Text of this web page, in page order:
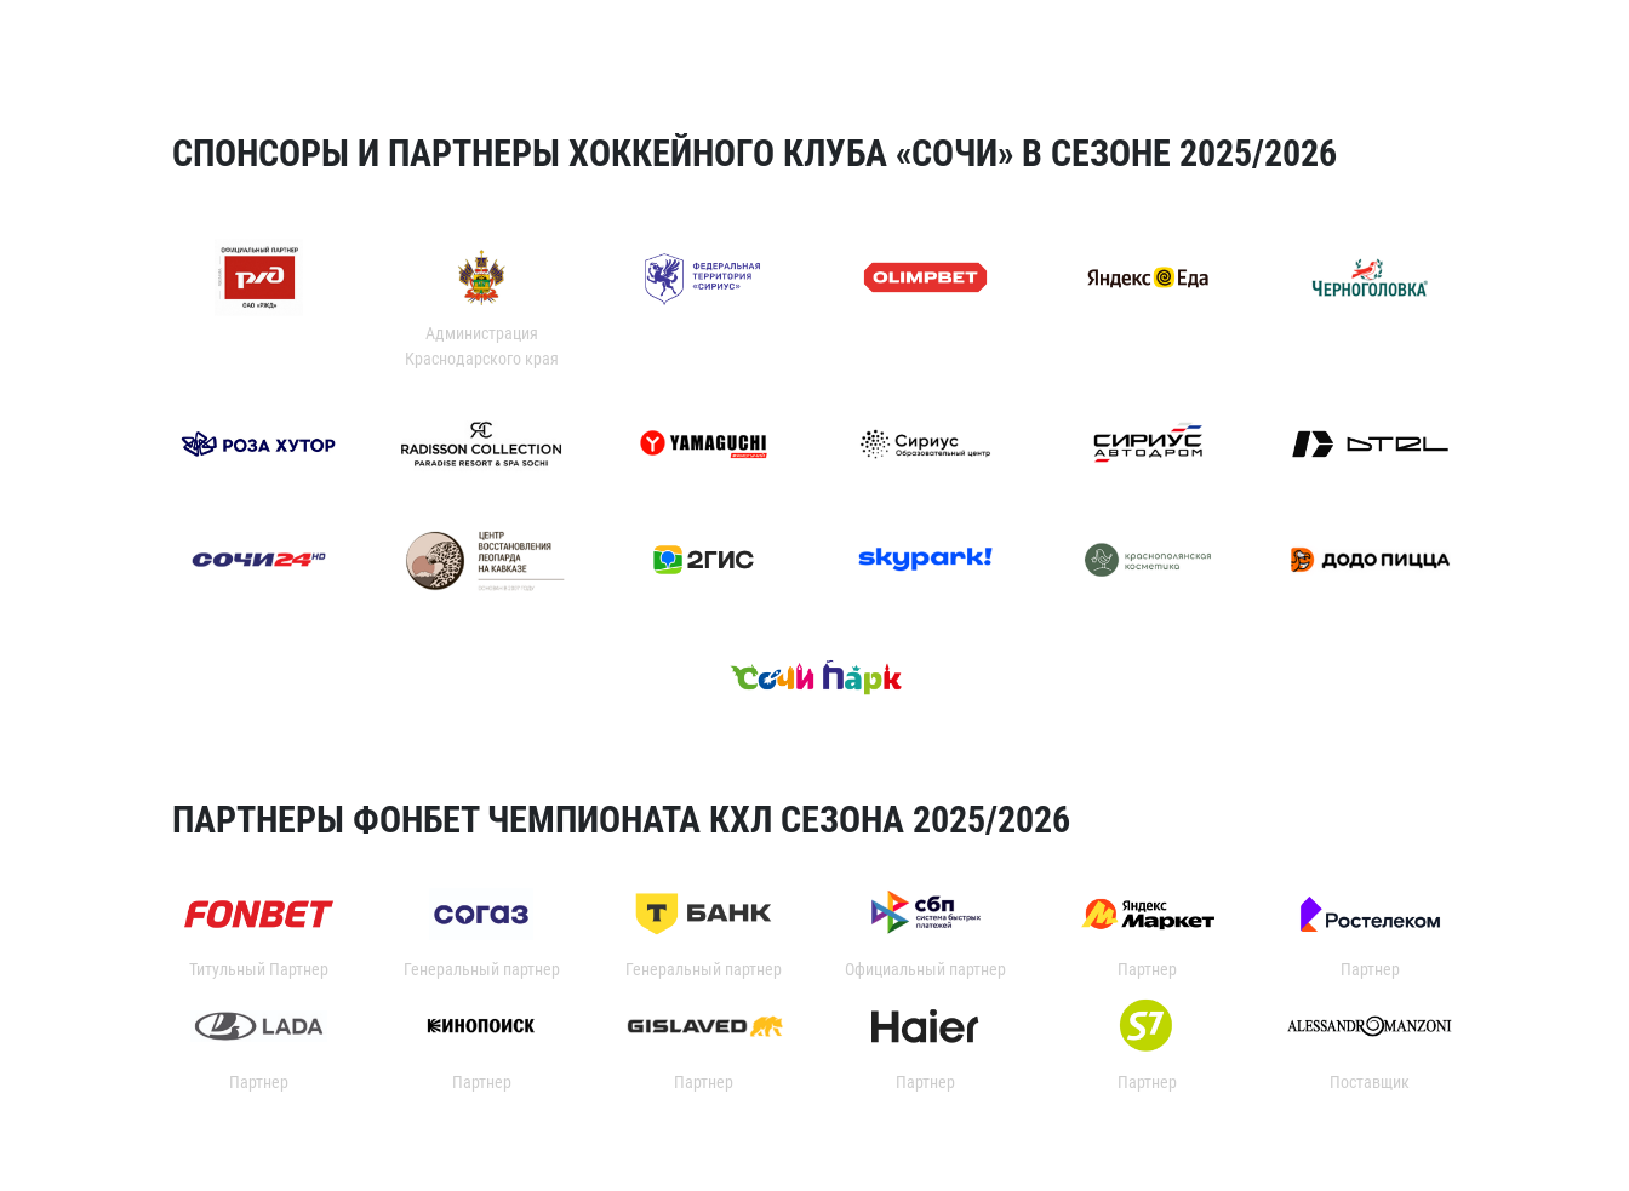
СПОНСОРЫ И ПАРТНЕРЫ ХОККЕЙНОГО КЛУБА «СОЧИ» В СЕЗОНЕ 2025/2026
Администрация
Краснодарского края
ПАРТНЕРЫ ФОНБЕТ ЧЕМПИОНАТА КХЛ СЕЗОНА 2025/2026
Титульный Партнер Генеральный партнер Генеральный партнер Официальный партнер Партнер Партнер
Партнер Партнер Партнер Партнер Партнер Поставщик